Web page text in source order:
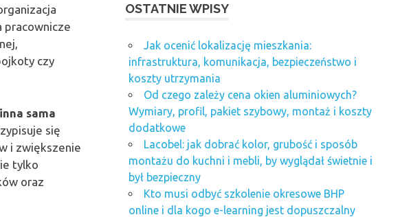
pracownicze
czy
sama
się
i zwiększenie
tylko
oraz
OSTATNIE WPISY
Jak ocenić lokalizację mieszkania:
infrastruktura, komunikacja, bezpieczeństwo i
koszty utrzymania
Od czego zależy cena okien aluminiowych?
Wymiary, profil, pakiet szybowy, montaż i koszty
dodatkowe
Lacobel: jak dobrać kolor, grubość i sposób
montażu do kuchni i mebli, by wyglądał świetnie i
był bezpieczny
Kto musi odbyć szkolenie okresowe BHP
online i dla kogo e-learning jest dopuszczalny